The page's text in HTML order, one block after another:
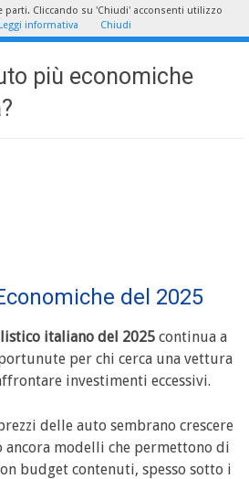
più economiche
del 2025
italiano del 2025continua a
per chi cerca una vettura
investimenti eccessivi.
delle auto sembrano crescere
ancora modelli che permettono di
budget contenuti, spesso sotto i
Cliccando su 'Chiudi' acconsenti utilizzo
Leggi informativa Chiudi